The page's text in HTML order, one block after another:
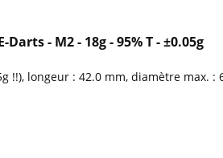
Darts - M2 - 18g - 95% T - ±0.05g
!!), longeur : 42.0 mm, diamètre max. :